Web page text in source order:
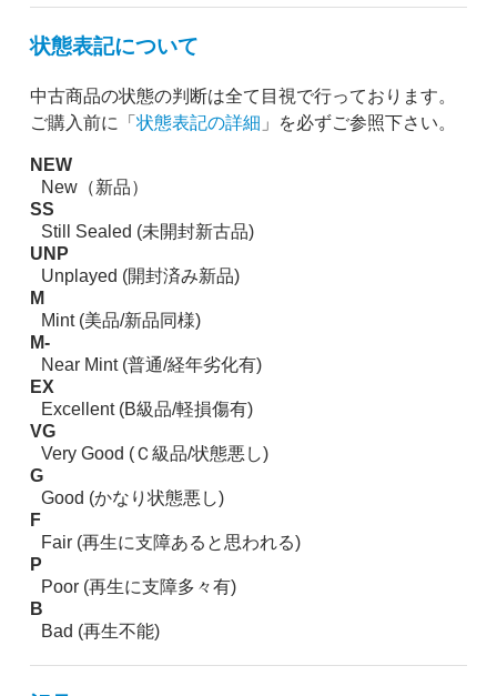
状態表記について
中古商品の状態の判断は全て目視で行っております。
ご購入前に「 状態表記の詳細 」を必ずご参照下さい。
NEW
New（新品）
SS
Still Sealed (未開封新古品)
UNP
Unplayed (開封済み新品)
M
Mint (美品/新品同様)
M-
Near Mint (普通/経年劣化有)
EX
Excellent (B級品/軽損傷有)
VG
Very Good (Ｃ級品/状態悪し)
G
Good (かなり状態悪し)
F
Fair (再生に支障あると思われる)
P
Poor (再生に支障多々有)
B
Bad (再生不能)